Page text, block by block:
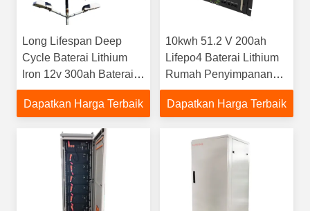
Long Lifespan Deep
Cycle Baterai Lithium
Iron 12v 300ah Baterai
Lifepo4 Dengan BMS
Dapatkan Harga Terbaik
10kwh 51.2 V 200ah
Lifepo4 Baterai Lithium
Rumah Penyimpanan
Energi Matahari Umur
Panjang
Dapatkan Harga Terbaik